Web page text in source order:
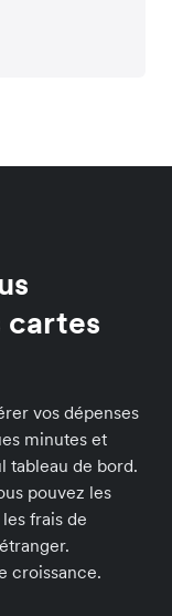
cartes
vos dépenses
minutes et
tableau de bord.
pouvez les
frais de
croissance.